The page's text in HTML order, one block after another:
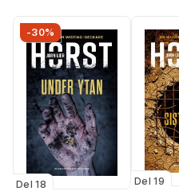
-30%
Del 18 Del 19